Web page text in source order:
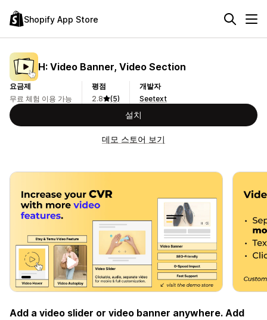
Shopify App Store
H: Video Banner, Video Section
요금제
무료 체험 이용 가능
평점
2.8
(5)
개발자
Seetext
설치
데모 스토어 보기
Add a video slider or video banner anywhere. Add